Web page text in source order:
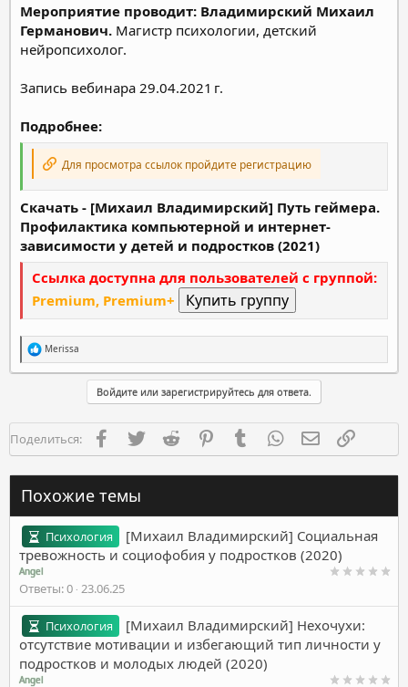
Мероприятие проводит: Владимирский Михаил
Германович. Магистр психологии, детский
нейропсихолог.
Запись вебинара 29.04.2021 г.
Подробнее:
Для просмотра ссылок пройдите регистрацию
Скачать - [Михаил Владимирский] Путь геймера.
Профилактика компьютерной и интернет-
зависимости у детей и подростков (2021)
Ссылка доступна для пользователей с группой:
Premium, Premium+
Р
е
а
и
:
Merissa
Войдите или зарегистрируйтесь для ответа.
Поделиться: FacebookTwitter Reddit PinterestTumblr WhatsAppЭлектронная
Похожие темы
Психология
[Михаил Владимирский] Социальная
тревожность и социофобия у подростков (2020)
Angel
Ответы 0 23.06.25
Психология
[Михаил Владимирский] Нехочухи:
отсутствие мотивации и избегающий тип личности у
подростков и молодых людей (2020)
Angel